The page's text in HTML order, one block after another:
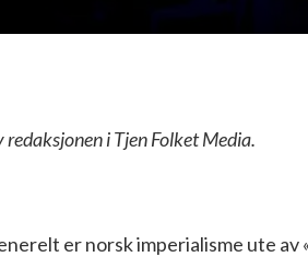
redaksjonen i Tjen Folket Media.
er norsk imperialisme ute av